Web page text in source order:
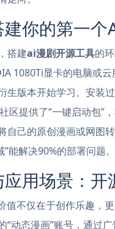
你的第一个
搭建ai漫剧开源工具的
1080Ti显卡的电脑或
生版本开始学习。安装
区提供了“一键启动包”
自己的原创漫画或网图
能解决90%的部署问题。
应用场景：
值不仅在于创作乐趣，
“动态漫画”账号，通过